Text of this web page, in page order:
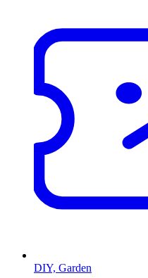
DIY, Garden